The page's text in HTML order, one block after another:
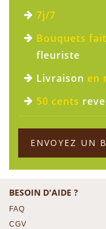
7j/7
Bouquets
fleuriste
Livraison en
50 cents
ENVOYEZ UN
BESOIN D'AIDE ?
FAQ
CGV